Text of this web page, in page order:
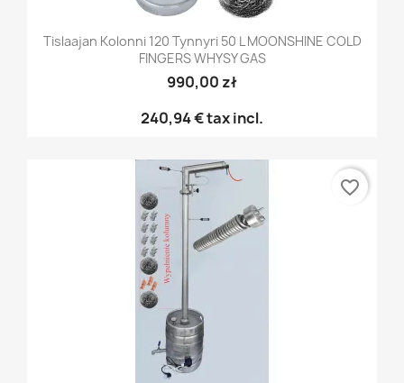
Tislaajan Kolonni 120 Tynnyri 50 L MOONSHINE COLD
FINGERS WHYSY GAS
990,00 zł
240,94 €tax incl.
favorite_border